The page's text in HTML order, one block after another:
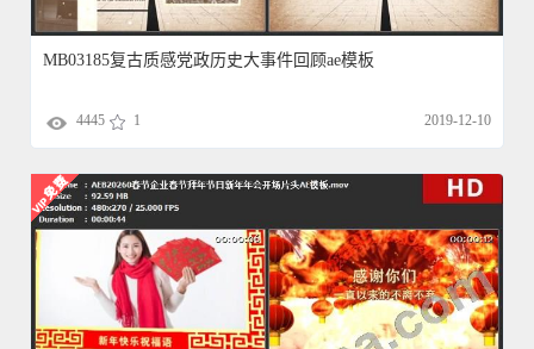
MB03185复古质感党政历史大事件回顾ae模板
4445 1 2019-12-10